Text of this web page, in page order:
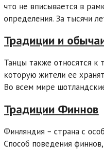
что не вписывается в
определения. За тысячи
Традиции и
Танцы также относятся
которую жители ее
Во всем мире
Традиции Финнов
Финляндия – страна с
Способ поведения